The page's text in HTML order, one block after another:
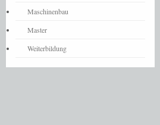
Maschinenbau
Master
Weiterbildung